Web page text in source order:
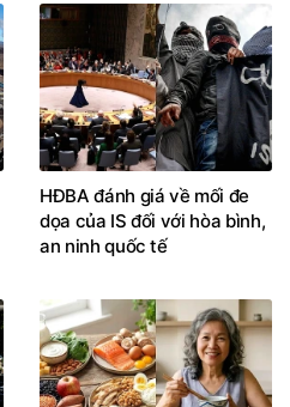
HĐBA đánh giá về mối đe
dọa của IS đối với hòa bình,
an ninh quốc tế